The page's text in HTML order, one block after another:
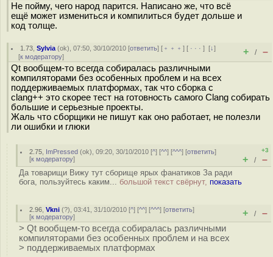
Не пойму, чего народ парится. Написано же, что всё
ещё может измениться и компилиться будет дольше и
код толще.
1.73 ,Sylvia (ok), 07:50, 30/10/2010 [ответить] [ ﹢﹢﹢] [ · · ·][↓]
[к модератору] + / –
Qt вообщем-то всегда собиралась различными
компиляторами без особенных проблем и на всех
поддерживаемых платформах, так что сборка с
clang++ это скорее тест на готовность самого Clang собирать
большие и серьезные проекты.
Жаль что сборщики не пишут как оно работает, не полезли
ли ошибки и глюки
2.75 ImPressed (ok), 09:20, 30/10/2010 [^] [^^] [^^^] [ответить]
[к модератору]
+3
+ / –
Да товарищи Вижу тут сборище ярых фанатиков За ради
бога, пользуйтесь каким... большой текст свёрнут, показать
2.96 ,Vkni (?), 03:41, 31/10/2010 [^] [^^] [^^^] [ответить]
[к модератору] + / –
> Qt вообщем-то всегда собиралась различными
компиляторами без особенных проблем и на всех
> поддерживаемых платформах